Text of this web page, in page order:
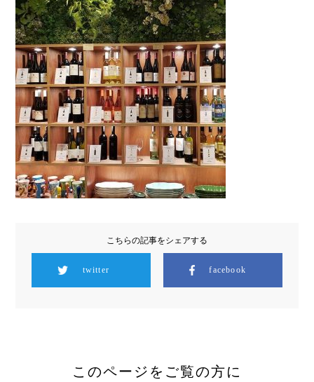
こちらの記事をシェアする
twitter facebook
このページをご覧の方に